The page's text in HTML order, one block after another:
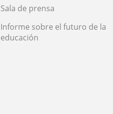
Sala de prensa
Informe sobre el futuro de la
educación